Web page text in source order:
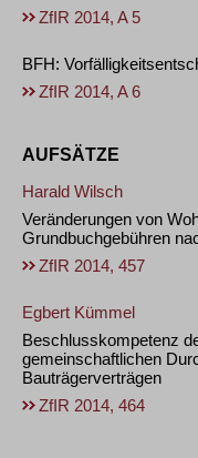
ZfIR 2014, A 5
BFH:
ZfIR 2014, A 6
AUFSÄTZE
Harald Wilsch
Veränderungen von
Grundbuchgebühren
ZfIR 2014, 457
Egbert Kümmel
Beschlusskompetenz
gemeinschaftlichen
Bauträgerverträgen
ZfIR 2014, 464